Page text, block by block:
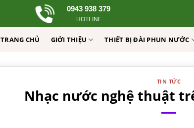
0943 938 379
HOTLINE
TRANG CHỦ GIỚI THIỆU THIẾT BỊ ĐÀI PHUN NƯỚC
TIN TỨC
Nhạc nước nghệ thuật